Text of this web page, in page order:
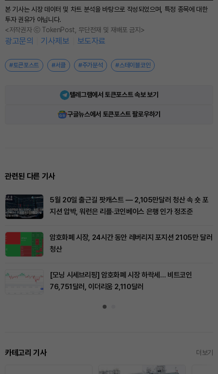
본 기사는 시장 데이터 및 차트 분석을 바탕으로 작성되었으며, 특정 종목에 대한
투자 권유가 아닙니다.
<저작권자 ⓒ TokenPost, 무단전재 및 재배포 금지>
광고문의 기사제보 보도자료
#토큰포스트 #서클 #주가분석 #스테이블코인
텔레그램에서 토큰포스트 속보 보기
구글뉴스에서 토큰포스트 팔로우하기
관련된 다른 기사
5월 20일 출근길 팟캐스트 — 2,105만달러 청산 속 숏 포
지션 압박, 워런은 리플·코인베이스 은행 인가 정조준
암호화폐 시장, 24시간 동안 레버리지 포지션 2105만 달러
청산
[모닝 시세브리핑] 암호화폐 시장 하락세… 비트코인
76,751달러, 이더리움 2,110달러
카테고리 기사 더보기